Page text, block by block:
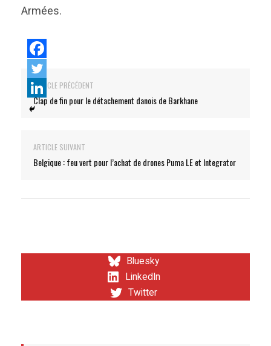
Armées.
ARTICLE PRÉCÉDENT
Clap de fin pour le détachement danois de Barkhane
ARTICLE SUIVANT
Belgique : feu vert pour l’achat de drones Puma LE et Integrator
Bluesky
LinkedIn
Twitter